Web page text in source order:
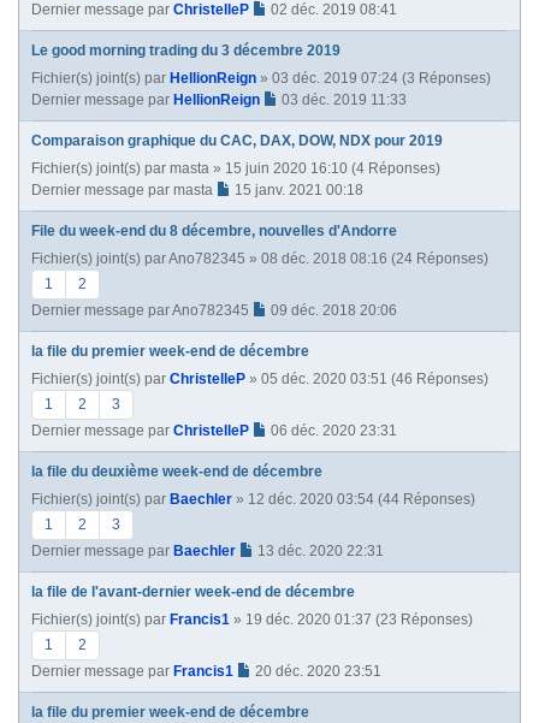
Dernier message par ChristelleP 02 déc. 2019 08:41
Le good morning trading du 3 décembre 2019
Fichier(s) joint(s) par HellionReign » 03 déc. 2019 07:24 (3 Réponses)
Dernier message par HellionReign 03 déc. 2019 11:33
Comparaison graphique du CAC, DAX, DOW, NDX pour 2019
Fichier(s) joint(s) par masta » 15 juin 2020 16:10 (4 Réponses)
Dernier message par masta 15 janv. 2021 00:18
File du week-end du 8 décembre, nouvelles d'Andorre
Fichier(s) joint(s) parAno782345 » 08 déc. 2018 08:16 (24 Réponses)
1
2
Dernier message parAno782345 09 déc. 2018 20:06
la file du premier week-end de décembre
Fichier(s) joint(s) par ChristelleP » 05 déc. 2020 03:51 (46 Réponses)
1
2
3
Dernier message par ChristelleP 06 déc. 2020 23:31
la file du deuxième week-end de décembre
Fichier(s) joint(s) par Baechler » 12 déc. 2020 03:54 (44 Réponses)
1
2
3
Dernier message par Baechler 13 déc. 2020 22:31
la file de l'avant-dernier week-end de décembre
Fichier(s) joint(s) par Francis1 » 19 déc. 2020 01:37 (23 Réponses)
1
2
Dernier message par Francis1 20 déc. 2020 23:51
la file du premier week-end de décembre